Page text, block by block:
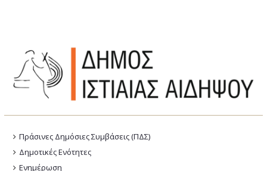
Πράσινες Δημόσιες Συμβάσεις (ΠΔΣ)
Δημοτικές Ενότητες
Ενημέρωση